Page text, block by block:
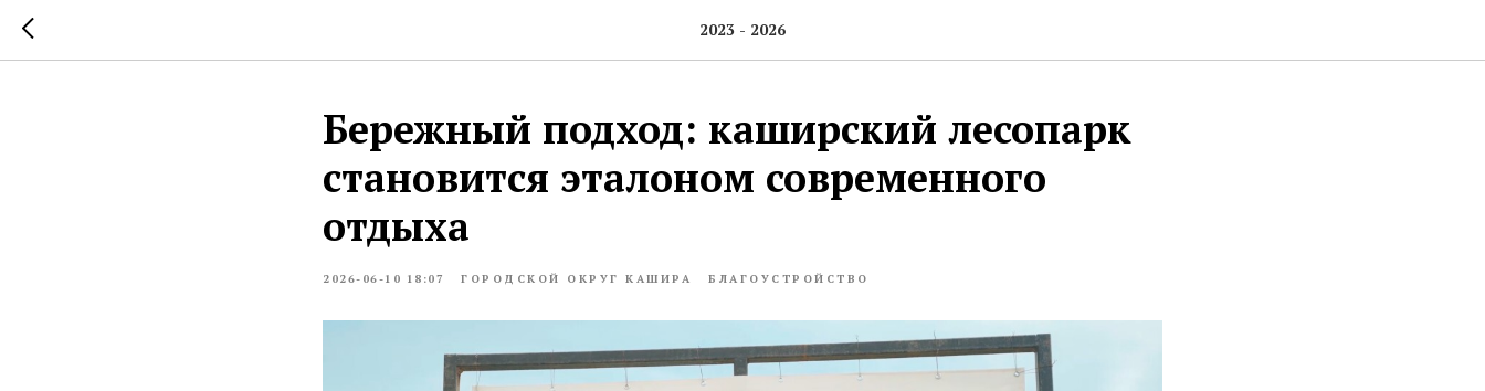
2023 - 2026
Бережный подход: каширский лесопарк
становится эталоном современного
отдыха
2026-06-10 18:07 ГОРОДСКОЙ ОКРУГ КАШИРА БЛАГОУСТРОЙСТВО